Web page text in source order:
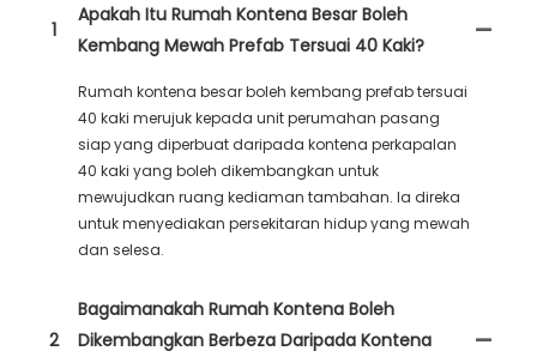
1
Apakah Itu Rumah Kontena Besar Boleh
Kembang Mewah Prefab Tersuai 40 Kaki?
Rumah kontena besar boleh kembang prefab tersuai
40 kaki merujuk kepada unit perumahan pasang
siap yang diperbuat daripada kontena perkapalan
40 kaki yang boleh dikembangkan untuk
mewujudkan ruang kediaman tambahan. Ia direka
untuk menyediakan persekitaran hidup yang mewah
dan selesa.
2
Bagaimanakah Rumah Kontena Boleh
Dikembangkan Berbeza Daripada Kontena